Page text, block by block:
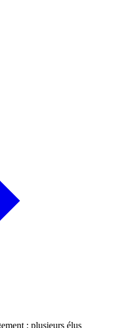
: plusieurs élus